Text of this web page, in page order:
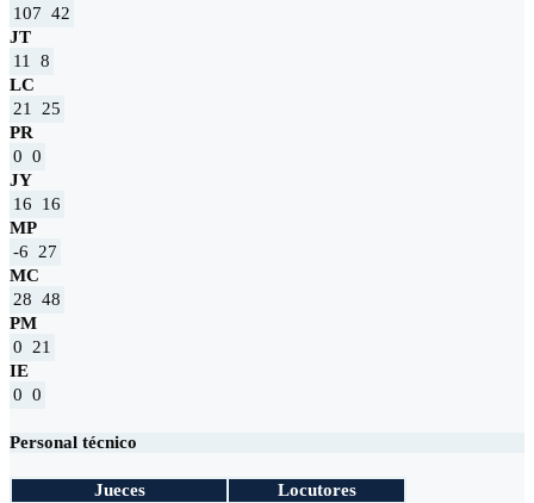
107 42
JT
11
8
LC
21
25
PR
0 0
JY
16
16
MP
-6
27
MC
28 48
PM
0
21
IE
0 0
Personal técnico
Jueces
Locutores